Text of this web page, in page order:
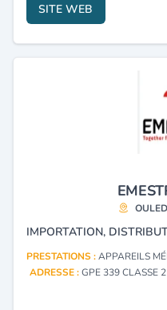
SITE WEB
PRESTATIONS :APPAREILS
ADRESSE :GPE 339 CLASSE